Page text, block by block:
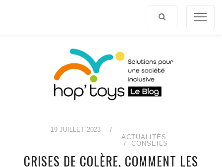
19 JUILLET 2023
/
ACTUALITÉS
CONSEILS
CRISES DE COLÈRE, COMMENT LES